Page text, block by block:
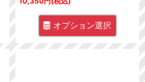
オプション選択